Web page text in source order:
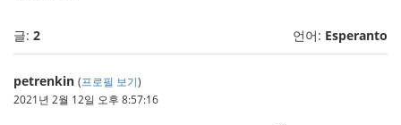
글: 2 언어: Esperanto
petrenkin (프로필 보기)
2021년 2월 12일 오후 8:57:16